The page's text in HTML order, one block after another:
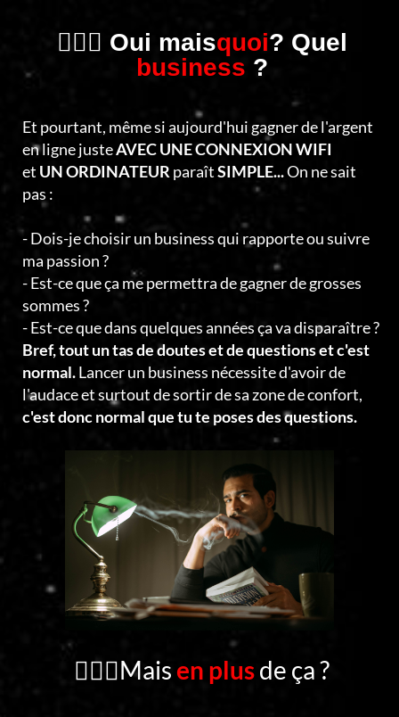
🤷🏻‍♂️ Oui maisquoi? Quel
business ?
Et pourtant, même si aujourd'hui gagner de l'argent
en ligne justeAVEC UNE CONNEXION WIFI
et UN ORDINATEUR paraîtSIMPLE...On ne sait
pas :
- Dois-je choisir un business qui rapporte ou suivre
ma passion ?
- Est-ce que ça me permettra de gagner de grosses
sommes ?
- Est-ce que dans quelques années ça va disparaître ?
Bref, tout un tas de doutes et de questions et c'est
normal.Lancer un business nécessite d'avoir de
l'audace et surtout de sortir de sa zone de confort,
c'est donc normal que tu te poses des questions.
🤦🏻‍♂️Maisen plusde ça ?